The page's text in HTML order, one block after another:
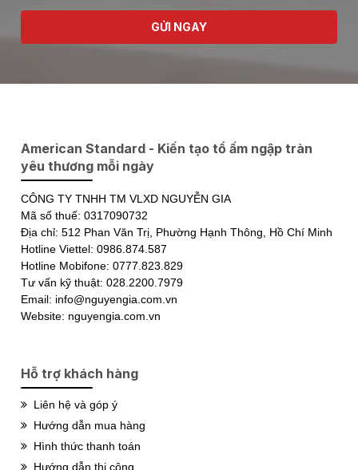
GỬI NGAY
American Standard - Kiến tạo tổ ấm ngập tràn
yêu thương mỗi ngày
CÔNG TY TNHH TM VLXD NGUYỄN GIA
Mã số thuế: 0317090732
Địa chỉ: 512 Phan Văn Trị, Phường Hạnh Thông, Hồ Chí Minh
Hotline Viettel: 0986.874.587
Hotline Mobifone: 0777.823.829
Tư vấn kỹ thuật: 028.2200.7979
Email: info@nguyengia.com.vn
Website: nguyengia.com.vn
Hỗ trợ khách hàng
Liên hệ và góp ý
Hướng dẫn mua hàng
Hình thức thanh toán
Hướng dẫn thi công